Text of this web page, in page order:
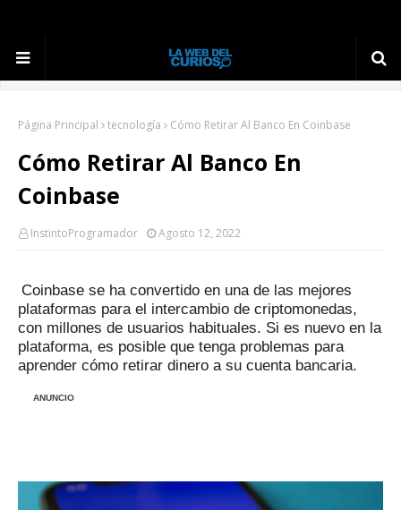
Página Principal tecnología Cómo Retirar Al Banco En Coinbase
Cómo Retirar Al Banco En
Coinbase
InstintoProgramador Agosto 12, 2022
Coinbase se ha convertido en una de las mejores
plataformas para el intercambio de criptomonedas,
con millones de usuarios habituales. Si es nuevo en la
plataforma, es posible que tenga problemas para
aprender cómo retirar dinero a su cuenta bancaria.
ANUNCIO